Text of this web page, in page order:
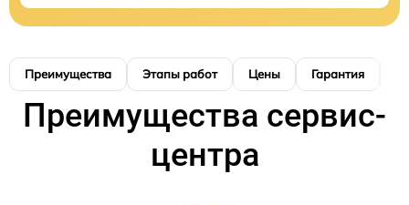
Преимущества Этапы работ Цены Гарантия
Преимущества сервис-
центра